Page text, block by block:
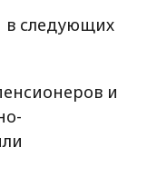
в следующих
и